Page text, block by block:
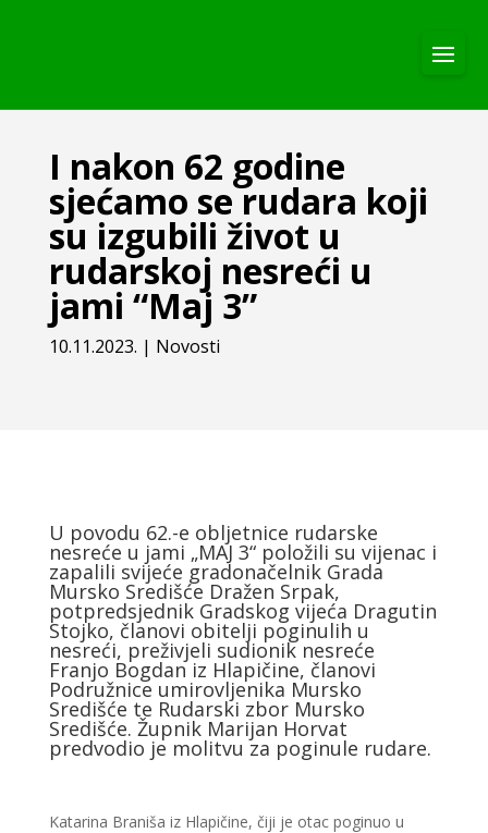
I nakon 62 godine
sjećamo se rudara koji
su izgubili život u
rudarskoj nesreći u
jami “Maj 3”
10.11.2023. | Novosti
U povodu 62.-e obljetnice rudarske
nesreće u jami „MAJ 3“ položili su vijenac i
zapalili svijeće gradonačelnik Grada
Mursko Središće Dražen Srpak,
potpredsjednik Gradskog vijeća Dragutin
Stojko, članovi obitelji poginulih u
nesreći, preživjeli sudionik nesreće
Franjo Bogdan iz Hlapičine, članovi
Podružnice umirovljenika Mursko
Središće te Rudarski zbor Mursko
Središće. Župnik Marijan Horvat
predvodio je molitvu za poginule rudare.
Katarina Braniša iz Hlapičine, čiji je otac poginuo u